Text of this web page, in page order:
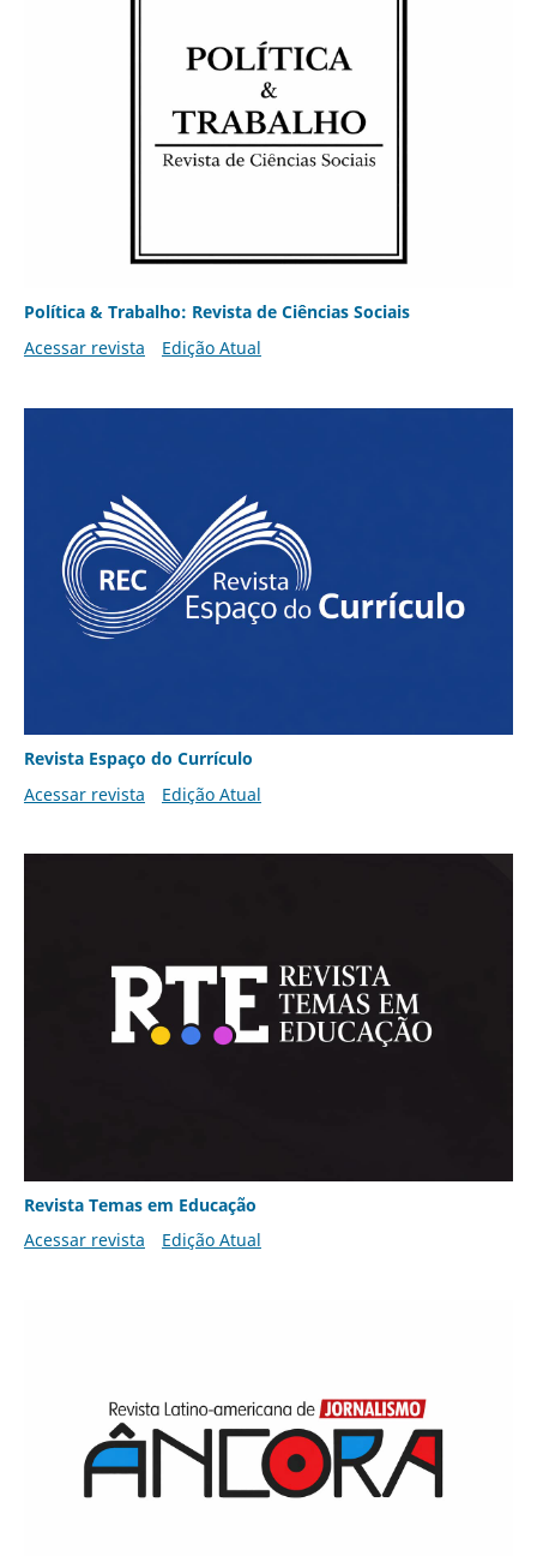
Política & Trabalho: Revista de Ciências Sociais
Acessar revista
Edição Atual
Revista Espaço do Currículo
Acessar revista
Edição Atual
Revista Temas em Educação
Acessar revista
Edição Atual